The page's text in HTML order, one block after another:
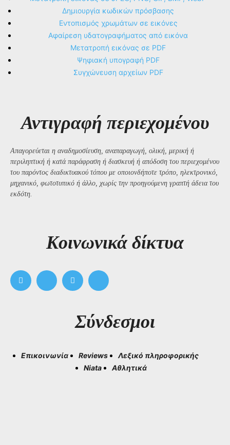
Δημιουργία κωδικών πρόσβασης
Εντοπισμός χρωμάτων σε εικόνες
Αφαίρεση υδατογραφήματος από εικόνα
Μετατροπή εικόνας σε PDF
Ψηφιακή υπογραφή PDF
Συγχώνευση αρχείων PDF
Αντιγραφή περιεχομένου
Απαγορεύεται η αναδημοσίευση, αναπαραγωγή, ολική, μερική ή
περιληπτική ή κατά παράφραση ή διασκευή ή απόδοση του περιεχομένου
του παρόντος διαδικτυακού τόπου με οποιονδήποτε τρόπο, ηλεκτρονικό,
μηχανικό, φωτοτυπικό ή άλλο, χωρίς την προηγούμενη γραπτή άδεια του
εκδότη.
Kοινωνικά δίκτυα
Σύνδεσμοι
Επικοινωνία Reviews
Λεξικό πληροφορικής
Niata
Αθλητικά